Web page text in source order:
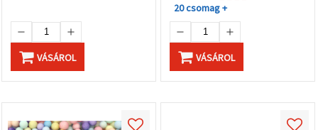
VÁSÁROL
20 csomag +
VÁSÁROL